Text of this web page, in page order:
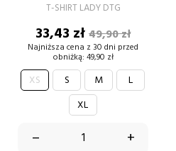
T-SHIRT LADY DTG
Cena
33,43 złCena
podstawowa
49,90 zł
Najniższa cena z 30 dni przed
obniżką: 49,90 zł
XS S M
L
XL
– +